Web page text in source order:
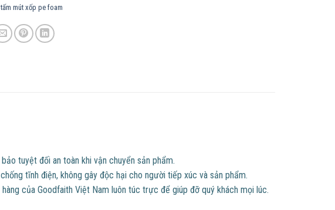
,tấm mút xốp pe foam
tuyệt đối an toàn khi vận chuyển sản phẩm.
tĩnh điện, không gây độc hại cho người tiếp xúc và sản phẩm.
của Goodfaith Việt Nam luôn túc trực để giúp đỡ quý khách mọi lúc.